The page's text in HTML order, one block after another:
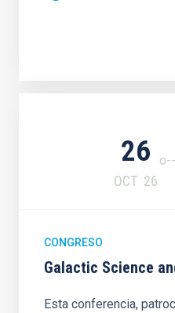
26
OCT 26
CONGRESO
Galactic Science
Esta conferencia,